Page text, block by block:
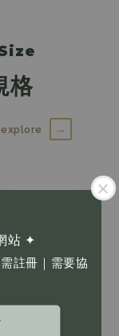
站 ✦
註冊｜需要協
格
→
0.5 lb
合作。